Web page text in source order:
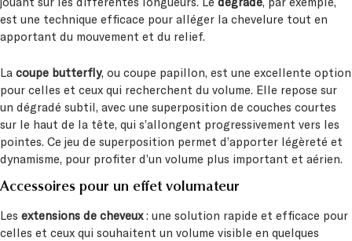
est une technique efficace pour alléger la chevelure tout en
apportant du mouvement et du relief.
La coupe butterfly, ou coupe papillon, est une excellente option
pour celles et ceux qui recherchent du volume. Elle repose sur
un dégradé subtil, avec une superposition de couches courtes
sur le haut de la tête, qui s’allongent progressivement vers les
pointes. Ce jeu de superposition permet d’apporter légèreté et
dynamisme, pour profiter d’un volume plus important et aérien.
Accessoires pour un effet volumateur
Les extensions de cheveux: une solution rapide et efficace pour
celles et ceux qui souhaitent un volume visible en quelques